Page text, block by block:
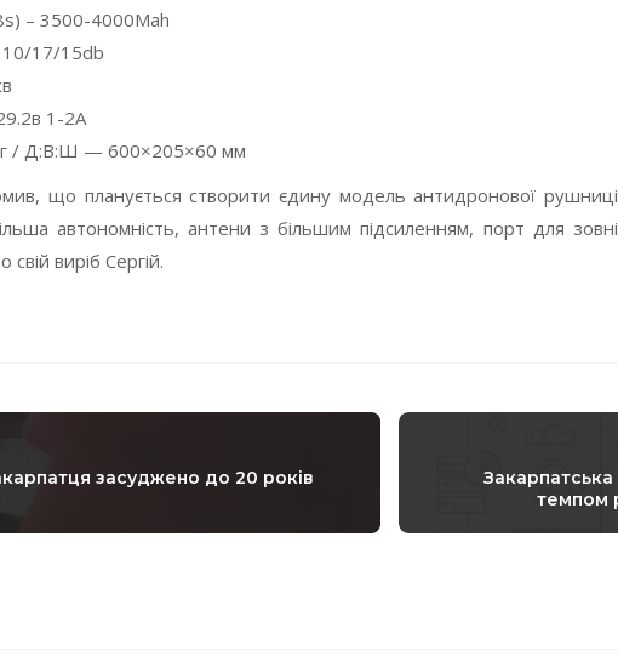
– 3500-4000Mah
17/15db
1-2А
/ Д:В:Ш — 600×205×60 мм
що планується створити єдину модель антидронової
автономність, антени з більшим підсиленням, порт для
свій виріб Сергій.
засуджено до 20 років
темпом